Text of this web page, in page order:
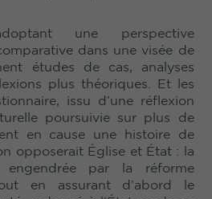
une perspective
dans une visée de
études de cas, analyses
plus théoriques. Et les
issu d’une réflexion
poursuivie sur plus de
en cause une histoire de
opposerait Église et État : la
engendrée par la réforme
en assurant d’abord le